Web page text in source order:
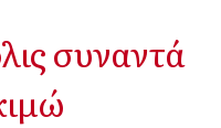
συναντά